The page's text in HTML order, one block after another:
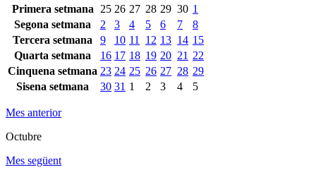
Primera setmana
25 26 27 28 29 30 1
Segona setmana
2 3 4 5 6 7
8
Tercera setmana
9 10 11 12 13 14 15
Quarta setmana
16 17 18 19 20 21 22
Cinquena setmana 23 24 25 26 27 28 29
Sisena setmana
30 31 1 2 3 4 5
Mes anterior
Octubre
Mes següent